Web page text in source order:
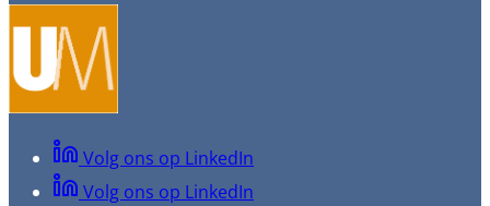
Volg ons op LinkedIn
Volg ons op LinkedIn